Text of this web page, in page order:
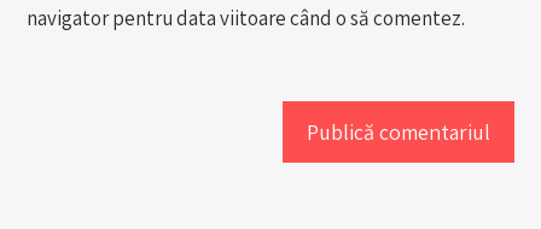
navigator pentru data viitoare când o să comentez.